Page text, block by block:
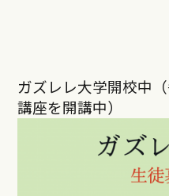
ガズレレ大学開校中
講座を開講中）